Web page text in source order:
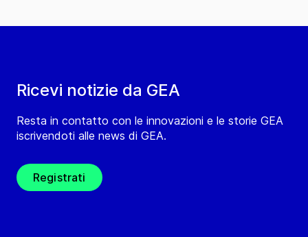
Ricevi notizie da GEA
Resta in contatto con le innovazioni e le storie GEA
iscrivendoti alle news di GEA.
Registrati